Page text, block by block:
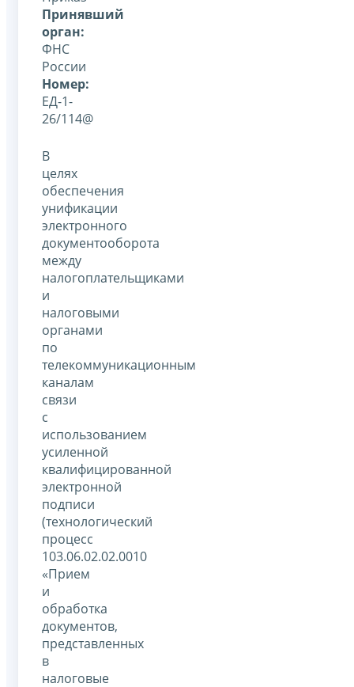
Принявший
орган:
ФНС
России
Номер:
ЕД-1-
26/114@
В
целях
обеспечения
унификации
электронного
документооборота
между
налогоплательщиками
и
налоговыми
органами
по
телекоммуникационным
каналам
связи
с
использованием
усиленной
квалифицированной
электронной
подписи
(технологический
процесс
103.06.02.02.0010
«Прием
и
обработка
документов,
представленных
в
налоговые